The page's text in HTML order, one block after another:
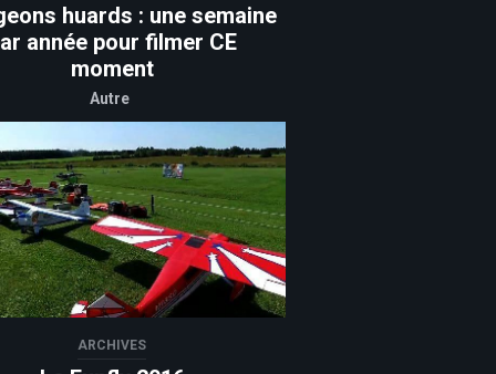
huards : une semaine
année pour filmer CE
moment
Autre
ARCHIVES